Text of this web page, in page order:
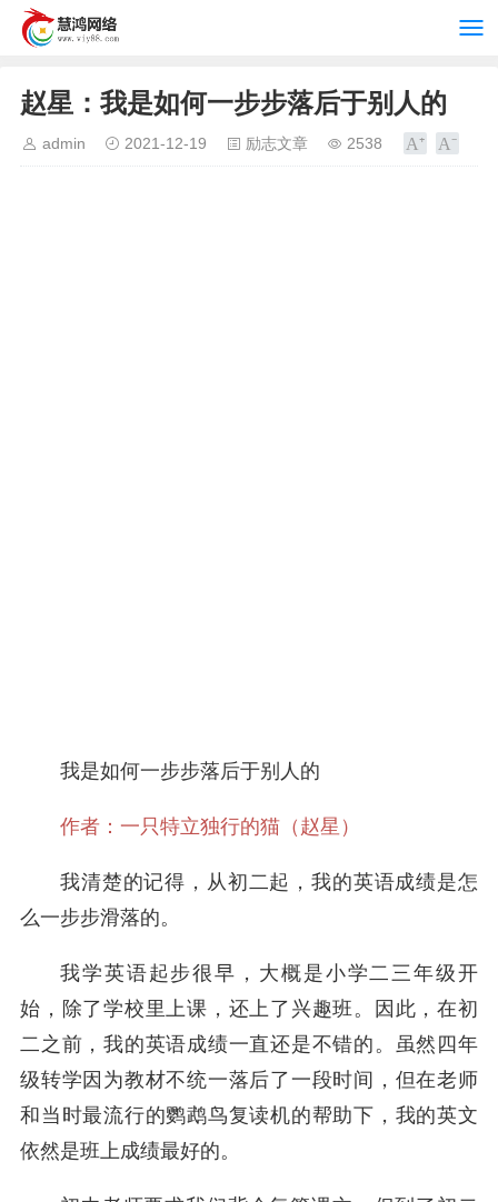
赵星：我是如何一步步落后于别人的
admin 2021-12-19 励志文章 2538
我是如何一步步落后于别人的
作者：一只特立独行的猫（赵星）
我清楚的记得，从初二起，我的英语成绩是怎
么一步步滑落的。
我学英语起步很早，大概是小学二三年级开
始，除了学校里上课，还上了兴趣班。因此，在初
二之前，我的英语成绩一直还是不错的。虽然四年
级转学因为教材不统一落后了一段时间，但在老师
和当时最流行的鹦鹉鸟复读机的帮助下，我的英文
依然是班上成绩最好的。